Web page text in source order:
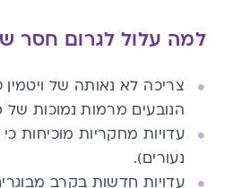
למה עלול לגרום חסר
הנובעים מרמות נמוכות של
נעורים).